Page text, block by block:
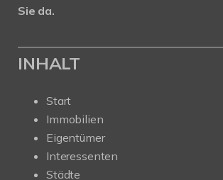
Sie da.
INHALT
Start
Immobilien
Eigentümer
Interessenten
Städte